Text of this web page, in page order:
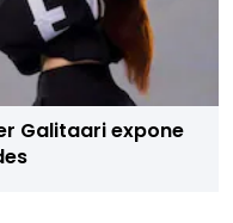
Galitaari expone